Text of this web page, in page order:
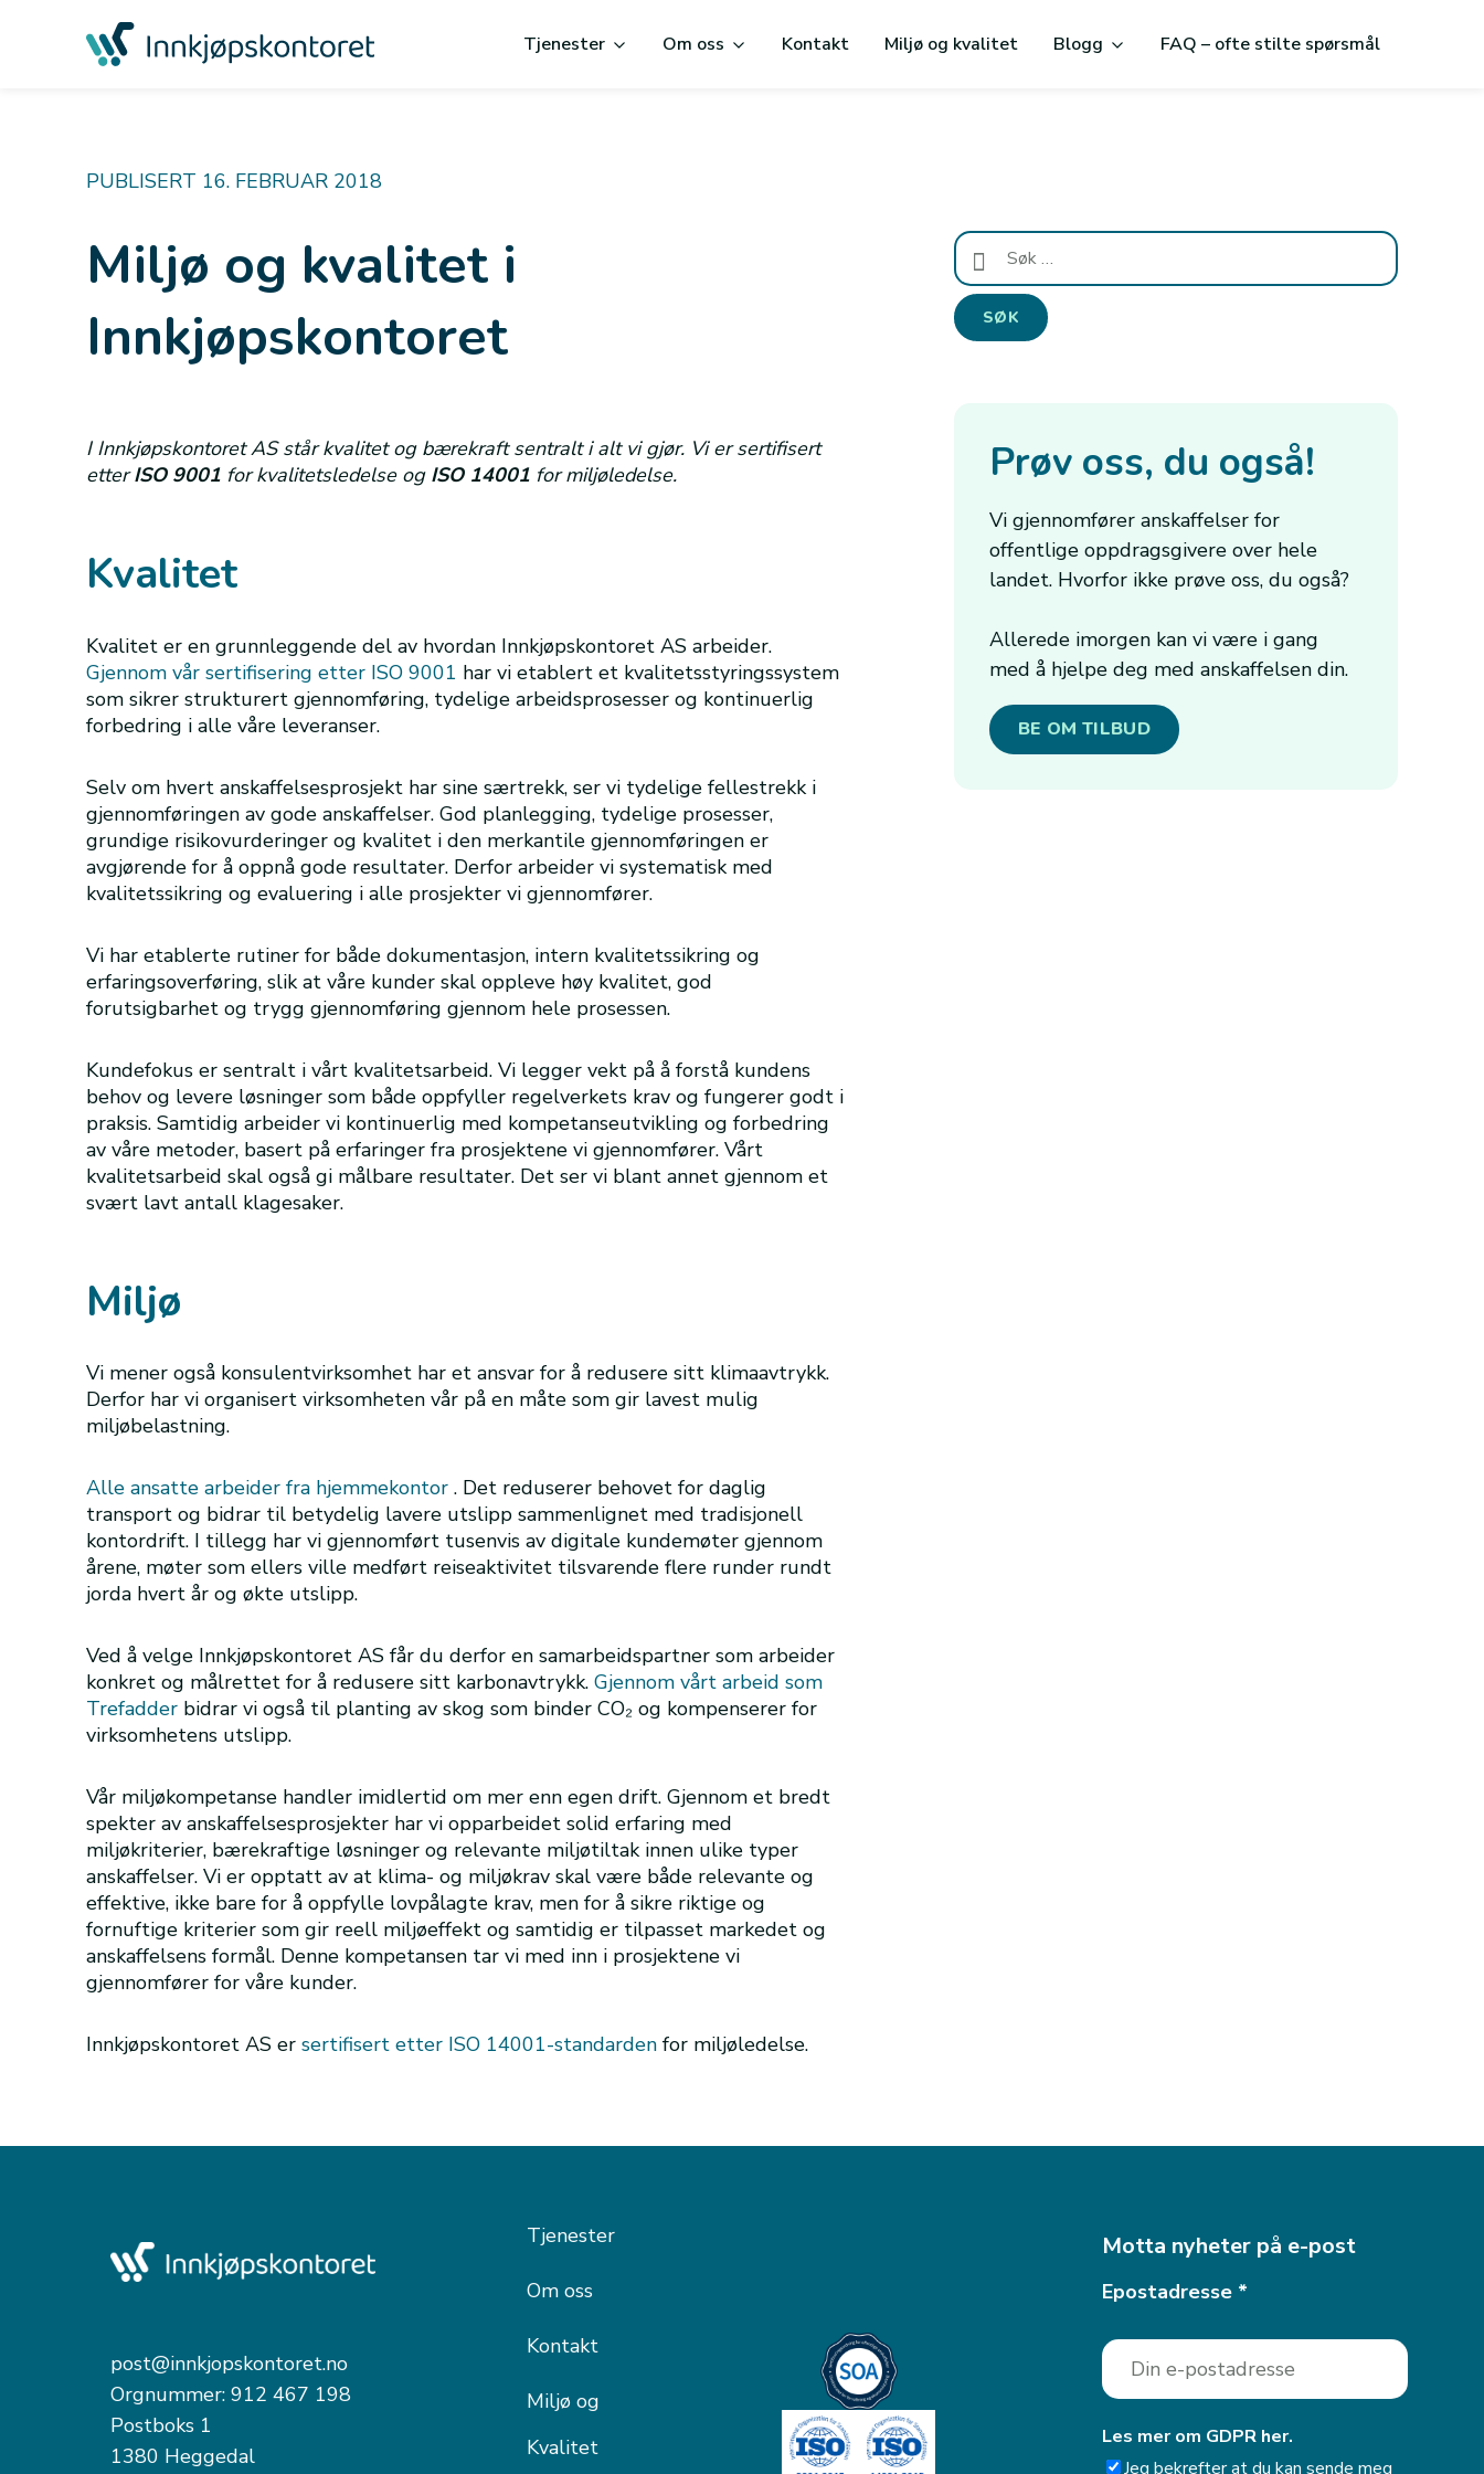
Tjenester Om oss Kontakt Miljø og kvalitet Blogg FAQ – ofte stilte spørsmål
PUBLISERT 16. FEBRUAR 2018
Miljø og kvalitet i
Innkjøpskontoret
I Innkjøpskontoret AS står kvalitet og bærekraft sentralt i alt vi gjør. Vi er sertifisert
etterISO 9001 for kvalitetsledelse og ISO 14001 for miljøledelse.
Kvalitet
Kvalitet er en grunnleggende del av hvordan Innkjøpskontoret AS arbeider.
Gjennom vår sertifisering etter ISO 9001 har vi etablert et kvalitetsstyringssystem
som sikrer strukturert gjennomføring, tydelige arbeidsprosesser og kontinuerlig
forbedring i alle våre leveranser.
Selv om hvert anskaffelsesprosjekt har sine særtrekk, ser vi tydelige fellestrekk i
gjennomføringen av gode anskaffelser. God planlegging, tydelige prosesser,
grundige risikovurderinger og kvalitet i den merkantile gjennomføringen er
avgjørende for å oppnå gode resultater. Derfor arbeider vi systematisk med
kvalitetssikring og evaluering i alle prosjekter vi gjennomfører.
Vi har etablerte rutiner for både dokumentasjon, intern kvalitetssikring og
erfaringsoverføring, slik at våre kunder skal oppleve høy kvalitet, god
forutsigbarhet og trygg gjennomføring gjennom hele prosessen.
Kundefokus er sentralt i vårt kvalitetsarbeid. Vi legger vekt på å forstå kundens
behov og levere løsninger som både oppfyller regelverkets krav og fungerer godt i
praksis. Samtidig arbeider vi kontinuerlig med kompetanseutvikling og forbedring
av våre metoder, basert på erfaringer fra prosjektene vi gjennomfører. Vårt
kvalitetsarbeid skal også gi målbare resultater. Det ser vi blant annet gjennom et
svært lavt antall klagesaker.
Miljø
Vi mener også konsulentvirksomhet har et ansvar for å redusere sitt klimaavtrykk.
Derfor har vi organisert virksomheten vår på en måte som gir lavest mulig
miljøbelastning.
Alle ansatte arbeider fra hjemmekontor . Det reduserer behovet for daglig
transport og bidrar til betydelig lavere utslipp sammenlignet med tradisjonell
kontordrift. I tillegg har vi gjennomført tusenvis av digitale kundemøter gjennom
årene, møter som ellers ville medført reiseaktivitet tilsvarende flere runder rundt
jorda hvert år og økte utslipp.
Ved å velge Innkjøpskontoret AS får du derfor en samarbeidspartner som arbeider
konkret og målrettet for å redusere sitt karbonavtrykk. Gjennom vårt arbeid som
Trefadder bidrar vi også til planting av skog som binder CO₂ og kompenserer for
virksomhetens utslipp.
Vår miljøkompetanse handler imidlertid om mer enn egen drift. Gjennom et bredt
spekter av anskaffelsesprosjekter har vi opparbeidet solid erfaring med
miljøkriterier, bærekraftige løsninger og relevante miljøtiltak innen ulike typer
anskaffelser. Vi er opptatt av at klima- og miljøkrav skal være både relevante og
effektive, ikke bare for å oppfylle lovpålagte krav, men for å sikre riktige og
fornuftige kriterier som gir reell miljøeffekt og samtidig er tilpasset markedet og
anskaffelsens formål. Denne kompetansen tar vi med inn i prosjektene vi
gjennomfører for våre kunder.
Innkjøpskontoret AS er sertifisert etter ISO 14001-standarden for miljøledelse.
Søk
etter:
Prøv oss, du også!
Vi gjennomfører anskaffelser for
offentlige oppdragsgivere over hele
landet. Hvorfor ikke prøve oss, du også?
Allerede imorgen kan vi være i gang
med å hjelpe deg med anskaffelsen din.
BE OM TILBUD
post@innkjopskontoret.no
Orgnummer: 912 467 198
Postboks 1
1380 Heggedal
Tjenester
Om oss
Kontakt
Miljø og
Kvalitet
Motta nyheter på e-post
Epostadresse *
Les mer om GDPR her.
Jeg bekrefter at du kan sende meg